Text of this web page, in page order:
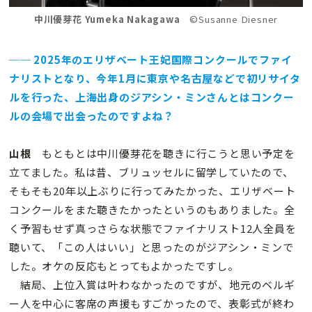
中川優芽花 Yumeka Nakagawa ©Susanne Diesner
── 2025年のエリザベート王妃国際コンクールでファイ
ナリストとなり、今年1月に東京や名古屋などで初リサイタ
ルを行った、上海出身のジアシン・ミンさんとはコンクー
ルの会場で出会ったのですよね？
山根 もともとは中川優芽花を聴きに行こうと思い予定を
立てました。私は昔、ブリュッセルに留学していたので、
そもそも20年以上ぶりに行ってみたかった、エリザベート
コンクールをまた聴きたかったというのもありました。全
く予習もせず真っさらな状態でファイナリスト12人全員を
聴いて、「この人はいい」と思ったのがジアシン・ミンで
した。オケの反応もとってもよかったですし。
結局、上位入賞は叶わなかったのですが、地元のベルギ
ー人を中心に客席の声援もすごかったので、表彰式が終わ